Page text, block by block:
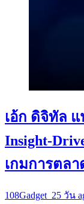
เอ้ก ดิจิทัล
Insight-
เกมการตลา
108Gadget_25 วัน